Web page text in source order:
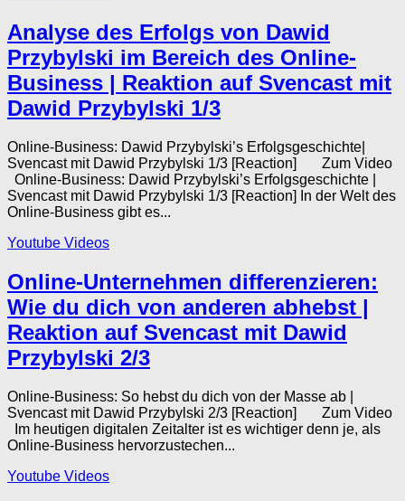
Analyse des Erfolgs von Dawid
Przybylski im Bereich des Online-
Business | Reaktion auf Svencast mit
Dawid Przybylski 1/3
Online-Business: Dawid Przybylski’s Erfolgsgeschichte|
Svencast mit Dawid Przybylski 1/3 [Reaction] Zum Video
Online-Business: Dawid Przybylski’s Erfolgsgeschichte |
Svencast mit Dawid Przybylski 1/3 [Reaction] In der Welt des
Online-Business gibt es...
Youtube Videos
Online-Unternehmen differenzieren:
Wie du dich von anderen abhebst |
Reaktion auf Svencast mit Dawid
Przybylski 2/3
Online-Business: So hebst du dich von der Masse ab |
Svencast mit Dawid Przybylski 2/3 [Reaction] Zum Video
Im heutigen digitalen Zeitalter ist es wichtiger denn je, als
Online-Business hervorzustechen...
Youtube Videos